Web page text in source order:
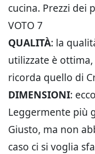
cucina. Prezzi dei
VOTO 7
QUALITÀ: la
utilizzate è
ricorda quello di
DIMENSIONI:
Leggermente più
Giusto, ma non
caso ci si voglia